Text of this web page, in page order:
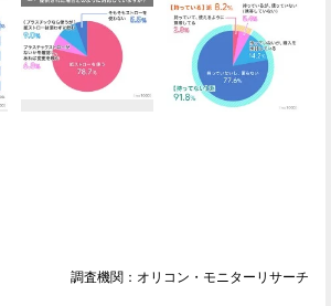
調査機関：オリコン・モニターリサーチ